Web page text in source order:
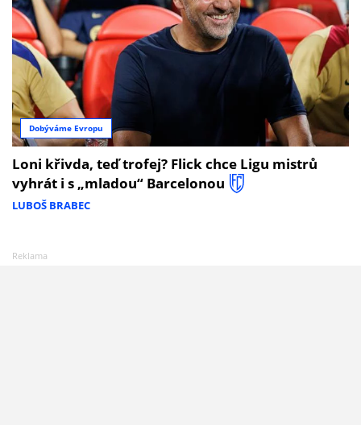
Dobýváme Evropu
Loni křivda, teď trofej? Flick chce Ligu mistrů
vyhrát i s „mladou“ Barcelonou
LUBOŠ BRABEC